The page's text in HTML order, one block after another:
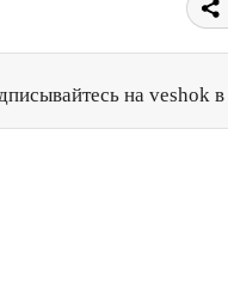
на veshok в